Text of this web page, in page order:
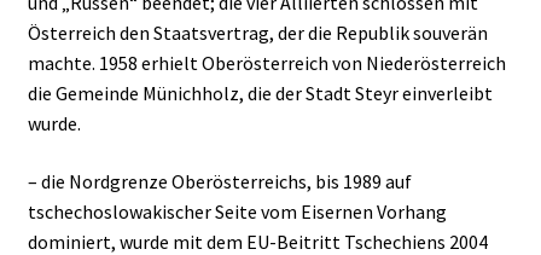
Österreich den Staatsvertrag, der die Republik souverän
machte. 1958 erhielt Oberösterreich von Niederösterreich
die Gemeinde Münichholz, die der Stadt Steyr einverleibt
wurde.
– die Nordgrenze Oberösterreichs, bis 1989 auf
tschechoslowakischer Seite vom Eisernen Vorhang
dominiert, wurde mit dem EU-Beitritt Tschechiens 2004